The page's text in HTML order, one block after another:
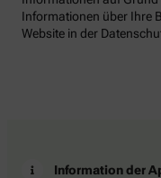
Informationen über Ihre
Website in der
Information der